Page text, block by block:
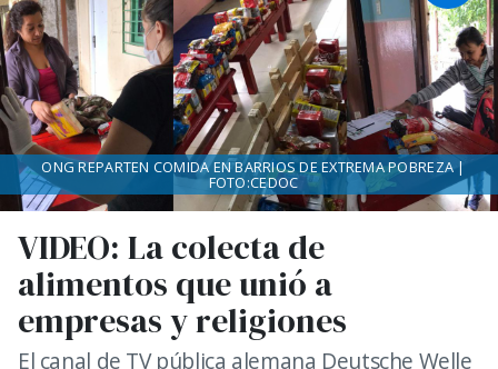
VIDEO: La colecta de
alimentos que unió a
empresas y religiones
El canal de TV pública alemana Deutsche Welle
ONG REPARTEN COMIDA EN BARRIOS DE EXTREMA POBREZA |
FOTO:CEDOC